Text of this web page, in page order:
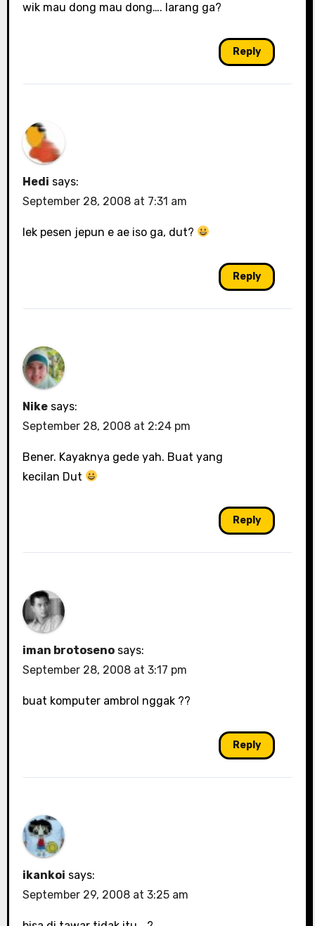
wik mau dong mau dong…. larang ga?
Reply
Hedi says:
September 28, 2008 at 7:31 am
lek pesen jepun e ae iso ga, dut?
Reply
Nike says:
September 28, 2008 at 2:24 pm
Bener. Kayaknya gede yah. Buat yang
kecilan Dut
Reply
iman brotoseno says:
September 28, 2008 at 3:17 pm
buat komputer ambrol nggak ??
Reply
ikankoi says:
September 29, 2008 at 3:25 am